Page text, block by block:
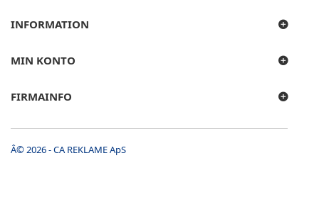
INFORMATION
Â© 2026 - CA REKLAME ApS
MIN KONTO
FIRMAINFO